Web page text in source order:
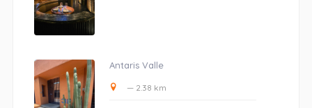
Antaris Valle
— 2.38 km